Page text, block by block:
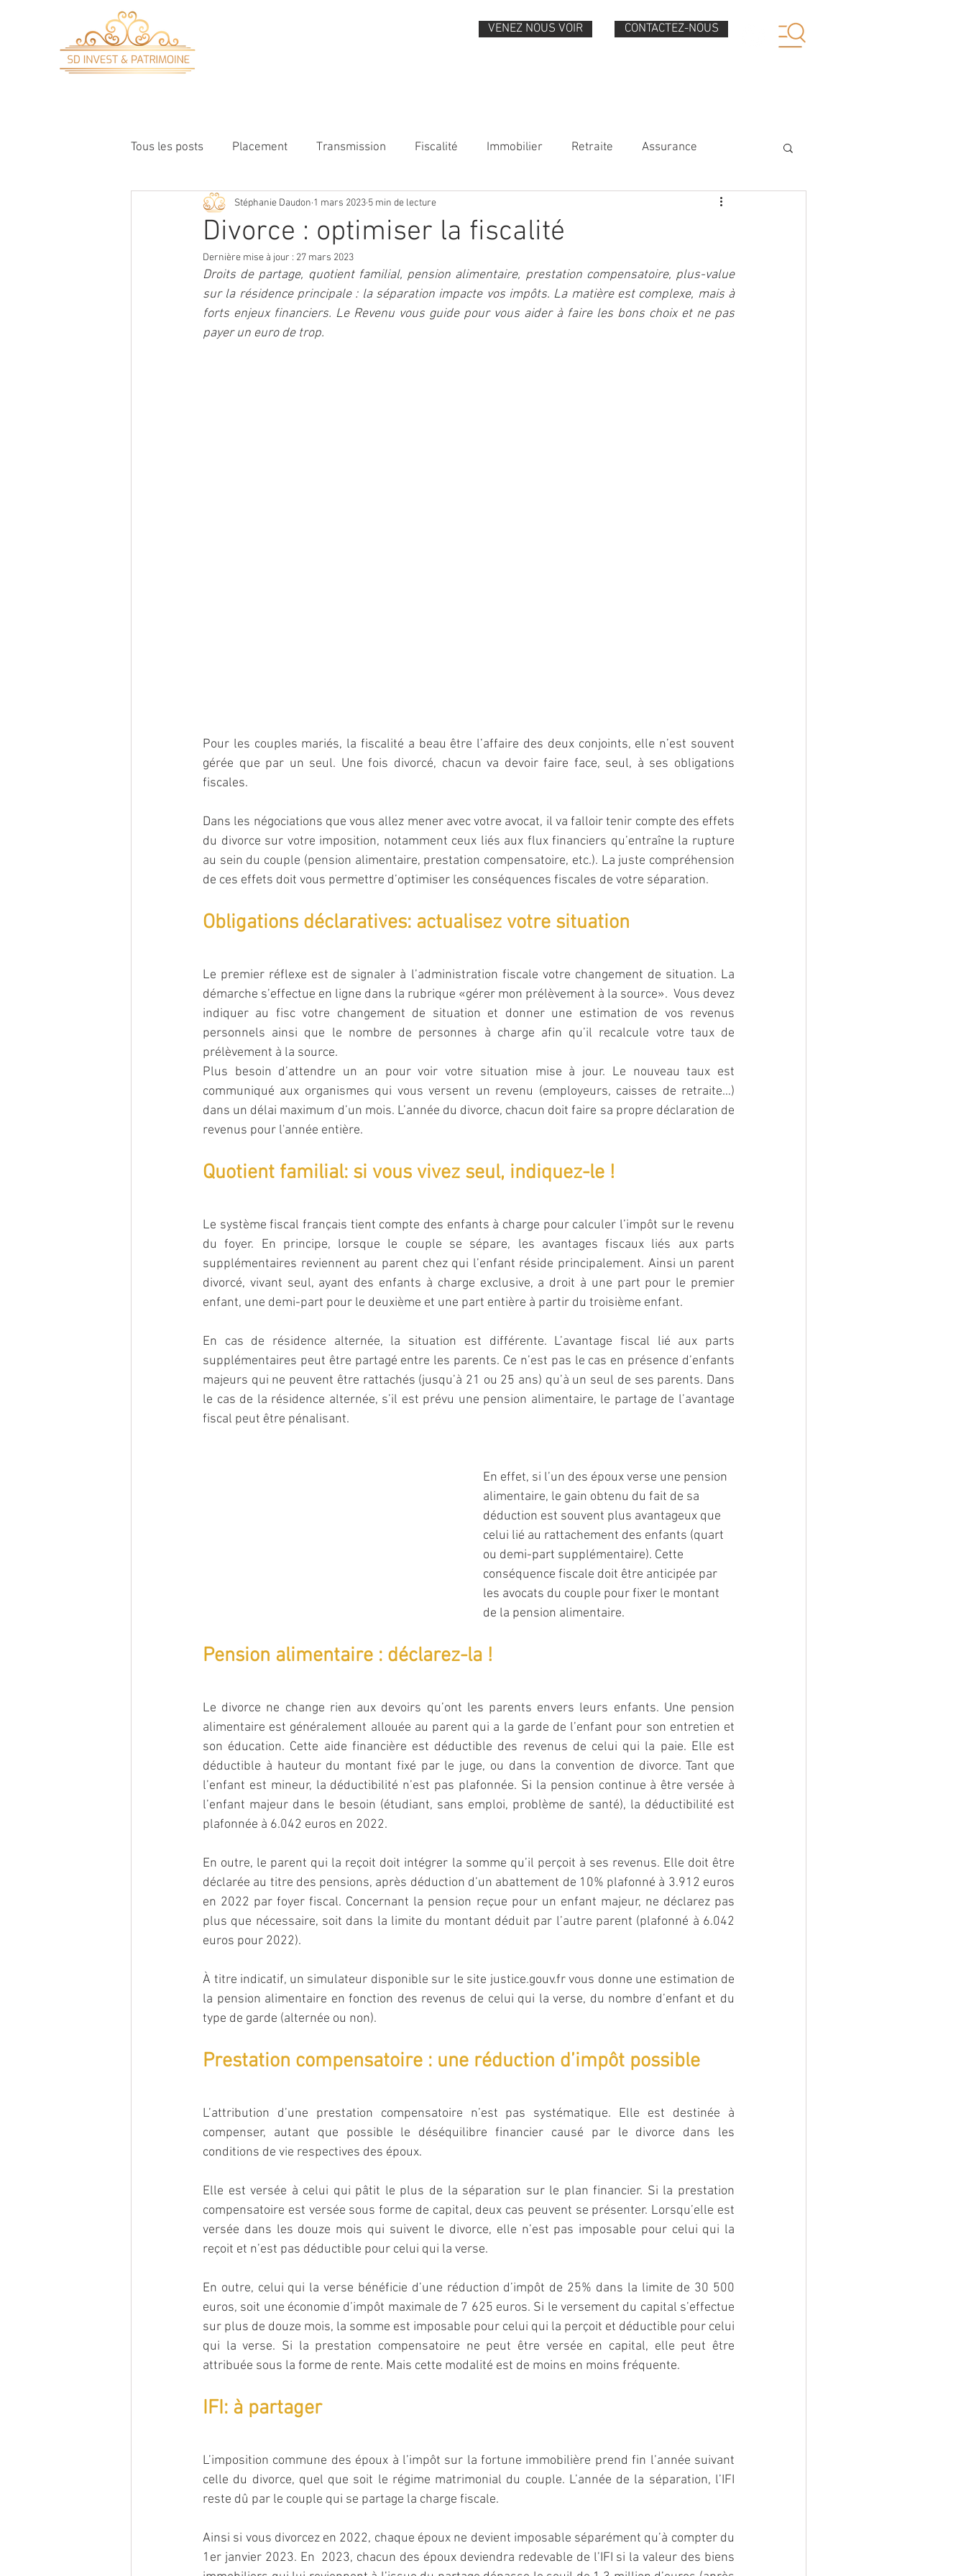
VENEZ NOUS VOIR CONTACTEZ-NOUS
Tous les posts Placement Transmission Fiscalité Immobilier Retraite Assurance
Divorce : optimiser la fiscalité
Stéphanie Daudon 1 mars 2023 5 min de lecture
Dernière mise à jour : 27 mars 2023
Droits de partage, quotient familial, pension alimentaire, prestation compensatoire, plus-value
sur la résidence principale : la séparation impacte vos impôts. La matière est complexe, mais à
forts enjeux financiers. Le Revenu vous guide pour vous aider à faire les bons choix et ne pas
payer un euro de trop.
Pour les couples mariés, la fiscalité a beau être l’affaire des deux conjoints, elle n’est souvent
gérée que par un seul. Une fois divorcé, chacun va devoir faire face, seul, à ses obligations
fiscales.
Dans les négociations que vous allez mener avec votre avocat, il va falloir tenir compte des effets
du divorce sur votre imposition, notamment ceux liés aux flux financiers qu’entraîne la rupture
au sein du couple (pension alimentaire, prestation compensatoire, etc.). La juste compréhension
de ces effets doit vous permettre d’optimiser les conséquences fiscales de votre séparation.
Obligations déclaratives: actualisez votre situation
Le premier réflexe est de signaler à l’administration fiscale votre changement de situation. La
démarche s’effectue en ligne dans la rubrique «gérer mon prélèvement à la source».  Vous devez
indiquer au fisc votre changement de situation et donner une estimation de vos revenus
personnels ainsi que le nombre de personnes à charge afin qu’il recalcule votre taux de
prélèvement à la source.
Plus besoin d’attendre un an pour voir votre situation mise à jour. Le nouveau taux est
communiqué aux organismes qui vous versent un revenu (employeurs, caisses de retraite…)
dans un délai maximum d’un mois. L’année du divorce, chacun doit faire sa propre déclaration de
revenus pour l'année entière.
Quotient familial: si vous vivez seul, indiquez-le !
Le système fiscal français tient compte des enfants à charge pour calculer l’impôt sur le revenu
du foyer. En principe, lorsque le couple se sépare, les avantages fiscaux liés aux parts
supplémentaires reviennent au parent chez qui l’enfant réside principalement. Ainsi un parent
divorcé, vivant seul, ayant des enfants à charge exclusive, a droit à une part pour le premier
enfant, une demi-part pour le deuxième et une part entière à partir du troisième enfant.
En cas de résidence alternée, la situation est différente. L’avantage fiscal lié aux parts
supplémentaires peut être partagé entre les parents. Ce n’est pas le cas en présence d’enfants
majeurs qui ne peuvent être rattachés (jusqu’à 21 ou 25 ans) qu’à un seul de ses parents. Dans
le cas de la résidence alternée, s’il est prévu une pension alimentaire, le partage de l’avantage
fiscal peut être pénalisant.
En effet, si l’un des époux verse une pension
alimentaire, le gain obtenu du fait de sa
déduction est souvent plus avantageux que
celui lié au rattachement des enfants (quart
ou demi-part supplémentaire). Cette
conséquence fiscale doit être anticipée par
les avocats du couple pour fixer le montant
de la pension alimentaire.
Pension alimentaire : déclarez-la !
Le divorce ne change rien aux devoirs qu’ont les parents envers leurs enfants. Une pension
alimentaire est généralement allouée au parent qui a la garde de l’enfant pour son entretien et
son éducation. Cette aide financière est déductible des revenus de celui qui la paie. Elle est
déductible à hauteur du montant fixé par le juge, ou dans la convention de divorce. Tant que
l’enfant est mineur, la déductibilité n’est pas plafonnée. Si la pension continue à être versée à
l’enfant majeur dans le besoin (étudiant, sans emploi, problème de santé), la déductibilité est
plafonnée à 6.042 euros en 2022.
En outre, le parent qui la reçoit doit intégrer la somme qu’il perçoit à ses revenus. Elle doit être
déclarée au titre des pensions, après déduction d’un abattement de 10% plafonné à 3.912 euros
en 2022 par foyer fiscal. Concernant la pension reçue pour un enfant majeur, ne déclarez pas
plus que nécessaire, soit dans la limite du montant déduit par l’autre parent (plafonné à 6.042
euros pour 2022).
À titre indicatif, un simulateur disponible sur le site justice.gouv.fr vous donne une estimation de
la pension alimentaire en fonction des revenus de celui qui la verse, du nombre d’enfant et du
type de garde (alternée ou non).
Prestation compensatoire : une réduction d’impôt possible
L’attribution d’une prestation compensatoire n’est pas systématique. Elle est destinée à
compenser, autant que possible le déséquilibre financier causé par le divorce dans les
conditions de vie respectives des époux.
Elle est versée à celui qui pâtit le plus de la séparation sur le plan financier. Si la prestation
compensatoire est versée sous forme de capital, deux cas peuvent se présenter. Lorsqu’elle est
versée dans les douze mois qui suivent le divorce, elle n’est pas imposable pour celui qui la
reçoit et n’est pas déductible pour celui qui la verse.
En outre, celui qui la verse bénéficie d’une réduction d’impôt de 25% dans la limite de 30 500
euros, soit une économie d’impôt maximale de 7 625 euros. Si le versement du capital s’effectue
sur plus de douze mois, la somme est imposable pour celui qui la perçoit et déductible pour celui
qui la verse. Si la prestation compensatoire ne peut être versée en capital, elle peut être
attribuée sous la forme de rente. Mais cette modalité est de moins en moins fréquente.
IFI: à partager
L’imposition commune des époux à l’impôt sur la fortune immobilière prend fin l’année suivant
celle du divorce, quel que soit le régime matrimonial du couple. L’année de la séparation, l’IFI
reste dû par le couple qui se partage la charge fiscale.
Ainsi si vous divorcez en 2022, chaque époux ne devient imposable séparément qu’à compter du
1er janvier 2023. En  2023, chacun des époux deviendra redevable de l’IFI si la valeur des biens